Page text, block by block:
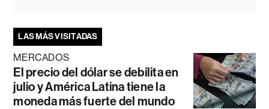
LAS MÁS VISITADAS
MERCADOS
El precio del dólar se debilita en
julio y América Latina tiene la
moneda más fuerte del mundo